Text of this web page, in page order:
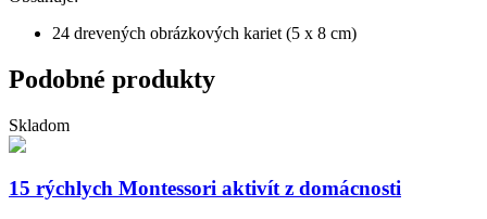
24 drevených obrázkových kariet (5 x 8 cm)
Podobné produkty
Skladom
15 rýchlych Montessori aktivít z domácnosti